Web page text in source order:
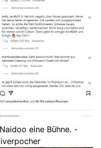
eine Bühne. -